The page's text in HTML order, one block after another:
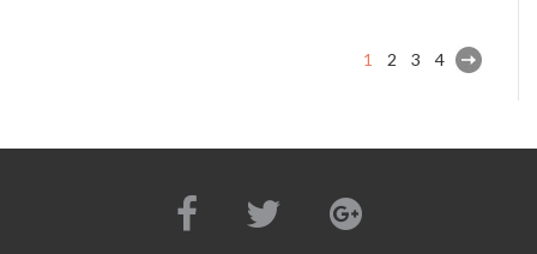
1 2 3 4